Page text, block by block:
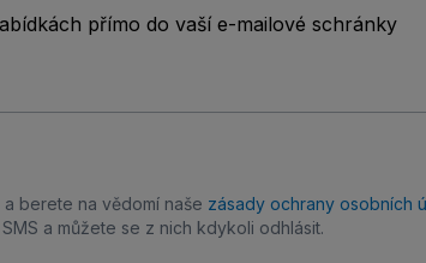
přímo do vaší e-mailové schránky
a berete na vědomí naše zásady ochrany osobních
a můžete se z nich kdykoli odhlásit.